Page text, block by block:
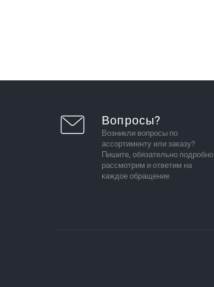
Вопросы?
Возникли вопросы по
ассортименту или заказу?
Пишите, обязательно подробно
рассмотрим и ответим на
каждое обращение